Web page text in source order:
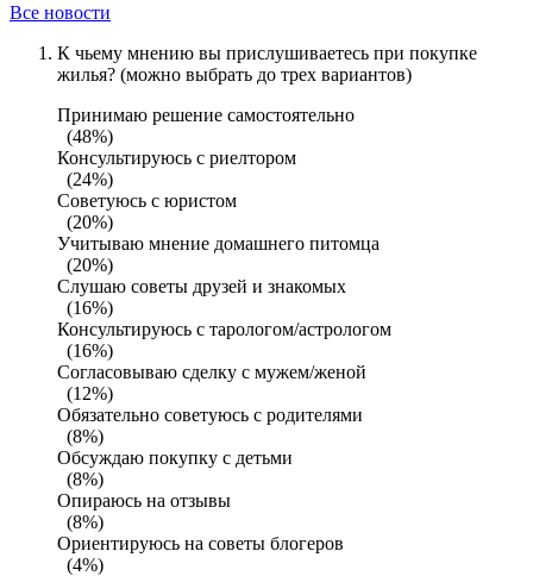
Все новости
К чьему мнению вы прислушиваетесь при покупке
жилья? (можно выбрать до трех вариантов)
Принимаю решение самостоятельно
(48%)
Консультируюсь с риелтором
(24%)
Советуюсь с юристом
(20%)
Учитываю мнение домашнего питомца
(20%)
Слушаю советы друзей и знакомых
(16%)
Консультируюсь с тарологом/астрологом
(16%)
Согласовываю сделку с мужем/женой
(12%)
Обязательно советуюсь с родителями
(8%)
Обсуждаю покупку с детьми
(8%)
Опираюсь на отзывы
(8%)
Ориентируюсь на советы блогеров
(4%)